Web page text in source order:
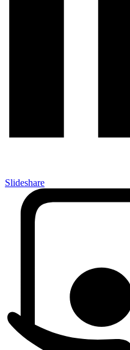
Slideshare